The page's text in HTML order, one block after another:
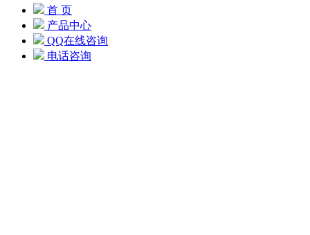
首 页
产品中心
QQ在线咨询
电话咨询